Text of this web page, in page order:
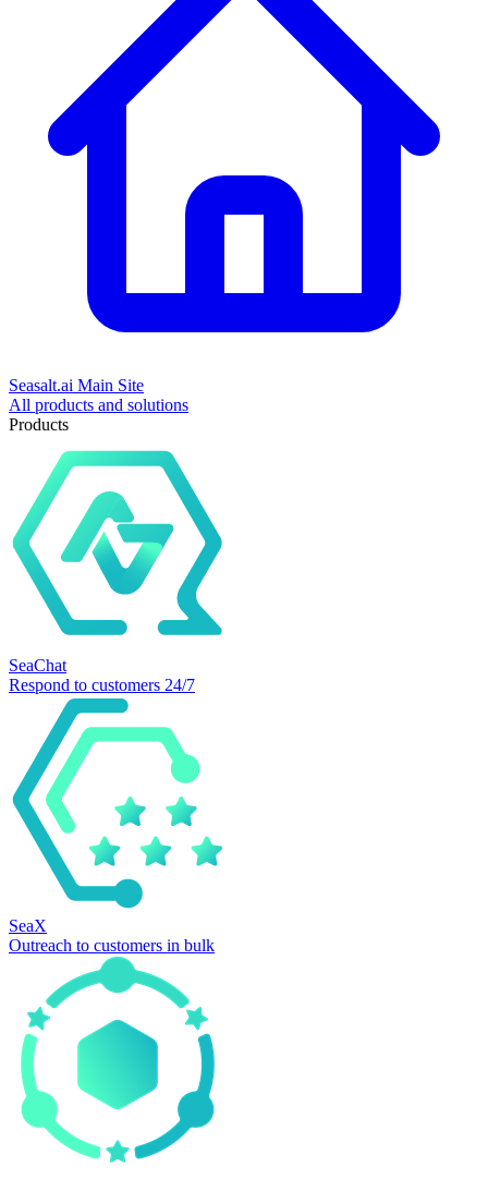
Seasalt.ai Main Site
All products and solutions
Products
SeaChat
Respond to customers 24/7
SeaX
Outreach to customers in bulk